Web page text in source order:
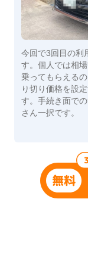
今回で3回目の利
す。個人では相
乗ってもらえる
り切り価格を設
す。手続き面で
さん一択です。